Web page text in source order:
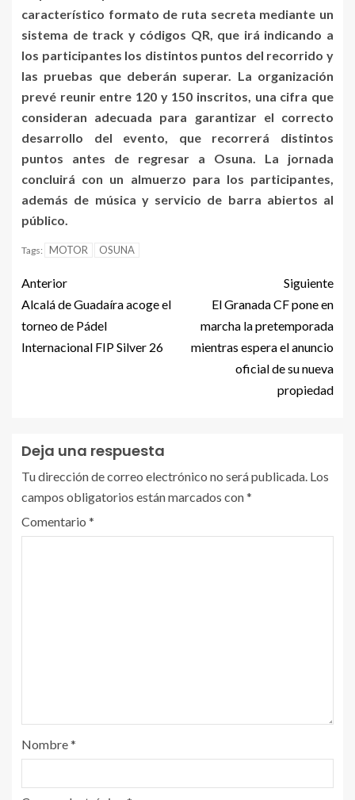
característico formato de ruta secreta mediante un
sistema de track y códigos QR, que irá indicando a
los participantes los distintos puntos del recorrido y
las pruebas que deberán superar. La organización
prevé reunir entre 120 y 150 inscritos, una cifra que
consideran adecuada para garantizar el correcto
desarrollo del evento, que recorrerá distintos
puntos antes de regresar a Osuna. La jornada
concluirá con un almuerzo para los participantes,
además de música y servicio de barra abiertos al
público.
Tags: MOTOR OSUNA
Anterior
Alcalá de Guadaíra acoge el
torneo de Pádel
Internacional FIP Silver 26
Siguiente
El Granada CF pone en
marcha la pretemporada
mientras espera el anuncio
oficial de su nueva
propiedad
Deja una respuesta
Tu dirección de correo electrónico no será publicada. Los
campos obligatorios están marcados con*
Comentario *
Nombre*